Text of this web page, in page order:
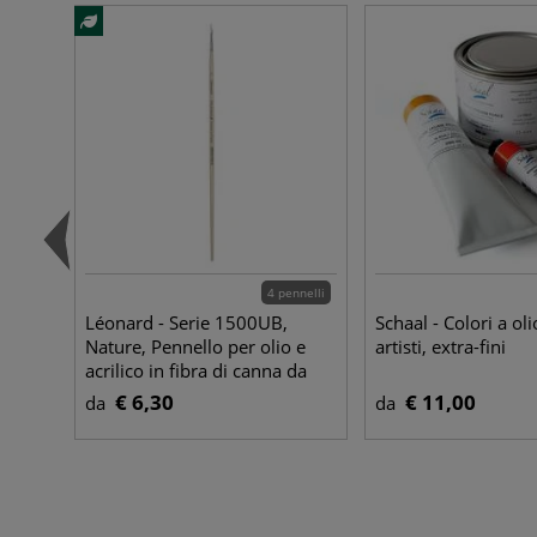
4 pennelli
Léonard - Serie 1500UB,
Nature, Pennello per olio e
acrilico in fibra di canna da
zucchero
da € 6,30
Schaal - Colori a
artisti, extra-fini
da € 11,00